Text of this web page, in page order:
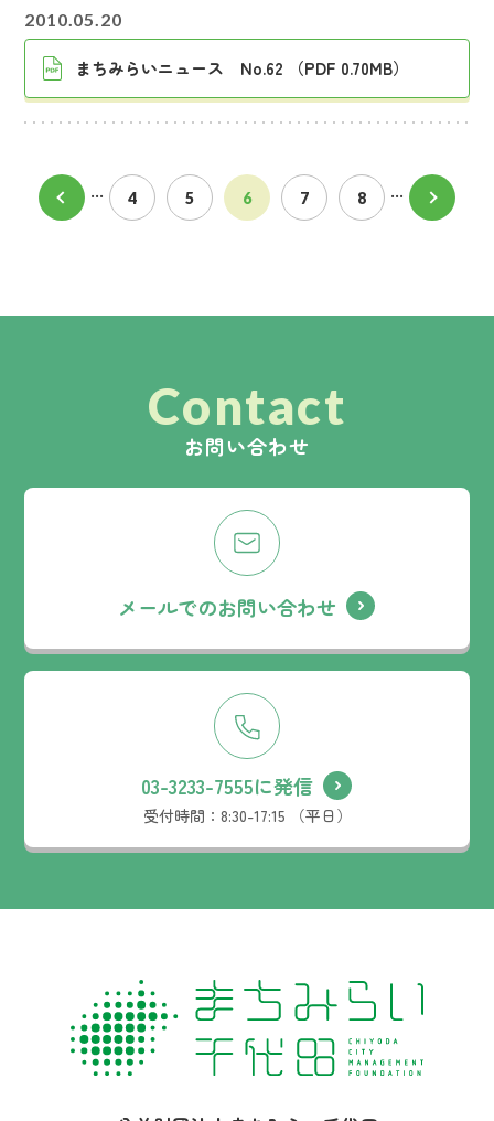
2010.05.20
まちみらいニュース No.62 （PDF 0.70MB）
... 4 5 6 7 8 ...
Contact
お問い合わせ
メールでのお問い合わせ
03-3233-7555に発信
受付時間： 8:30-17:15 （平日）